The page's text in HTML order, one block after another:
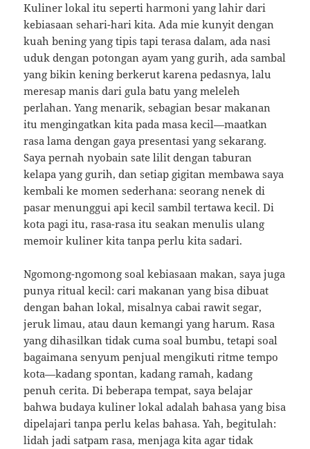
Kuliner lokal itu seperti harmoni yang lahir dari
kebiasaan sehari-hari kita. Ada mie kunyit dengan
kuah bening yang tipis tapi terasa dalam, ada nasi
uduk dengan potongan ayam yang gurih, ada sambal
yang bikin kening berkerut karena pedasnya, lalu
meresap manis dari gula batu yang meleleh
perlahan. Yang menarik, sebagian besar makanan
itu mengingatkan kita pada masa kecil—maatkan
rasa lama dengan gaya presentasi yang sekarang.
Saya pernah nyobain sate lilit dengan taburan
kelapa yang gurih, dan setiap gigitan membawa saya
kembali ke momen sederhana: seorang nenek di
pasar menunggui api kecil sambil tertawa kecil. Di
kota pagi itu, rasa-rasa itu seakan menulis ulang
memoir kuliner kita tanpa perlu kita sadari.
Ngomong-ngomong soal kebiasaan makan, saya juga
punya ritual kecil: cari makanan yang bisa dibuat
dengan bahan lokal, misalnya cabai rawit segar,
jeruk limau, atau daun kemangi yang harum. Rasa
yang dihasilkan tidak cuma soal bumbu, tetapi soal
bagaimana senyum penjual mengikuti ritme tempo
kota—kadang spontan, kadang ramah, kadang
penuh cerita. Di beberapa tempat, saya belajar
bahwa budaya kuliner lokal adalah bahasa yang bisa
dipelajari tanpa perlu kelas bahasa. Yah, begitulah:
lidah jadi satpam rasa, menjaga kita agar tidak